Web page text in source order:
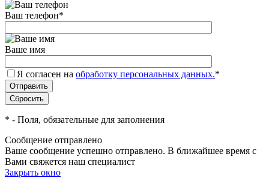
Ваш телефон*
Ваше имя
Я согласен на обработку персональных данных.*
* - Поля, обязательные для заполнения
Сообщение отправлено
Ваше сообщение успешно отправлено. В ближайшее время с
Вами свяжется наш специалист
Закрыть окно